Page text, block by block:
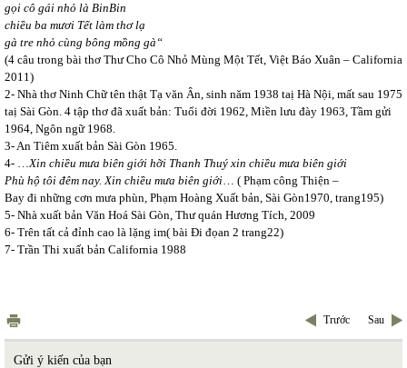
gọi cô gái nhỏ là BinBin
chiều ba mươi Tết làm thơ lạ
gà tre nhỏ cùng bông mồng gà“
(4 câu trong bài thơ Thư Cho Cô Nhỏ Mùng Một Tết, Việt Báo Xuân – California
2011)
2- Nhà thơ Ninh Chữ tên thật Tạ văn Ân, sinh năm 1938 taị Hà Nội, mất sau 1975
taị Sài Gòn. 4 tập thơ đã xuất bản: Tuổi đời 1962, Miền lưu đày 1963, Tầm gửi
1964, Ngôn ngữ 1968.
3- An Tiêm xuất bản Sài Gòn 1965.
4- …Xin chiều mưa biên giới hỡi Thanh Thuý xin chiều mưa biên giới
Phù hộ tôi đêm nay. Xin chiều mưa biên giới… ( Phạm công Thiện –
Bay đi những cơn mưa phùn, Phạm Hoàng Xuất bản, Sài Gòn1970, trang195)
5- Nhà xuất bản Văn Hoá Sài Gòn, Thư quán Hương Tích, 2009
6- Trên tất cả đỉnh cao là lặng im( bài Đi đọan 2 trang22)
7- Trần Thi xuất bản California 1988
Trước Sau
Gửi ý kiến của bạn